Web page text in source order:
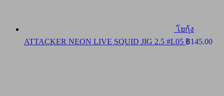
โยกุ้ง
ATTACKER NEON LIVE SQUID JIG 2.5 #L05 ฿145.00